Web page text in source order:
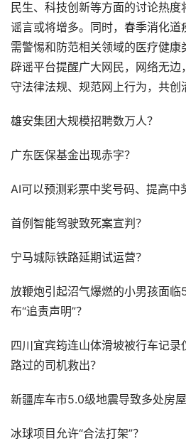
民生、科技创新等方面的讨论热
谣言或将增多。同时，春季消化道
需警惕和防范相关领域的医疗健
辟谣平台提醒广大网民，网络无
守法律法规、规范网上行为，共创
雄安集团大规模招聘数万人？
广东医保基金出现赤字？
AI可以预测彩票中奖号码、提高中
首例智能驾驶致死案宣判？
宁马城际铁路延期试运营？
放鞭炮引起沼气爆燃的小男孩面
布“追责声明”？
四川宜宾筠连山体滑坡被行车记
路过的司机救出？
新疆库车市5.0级地震导致多处房屋
冰球项目允许“合法打架”？